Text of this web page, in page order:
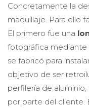
Concretamente la
maquillaje. Para ello
El primero fue una
fotográfica mediante
se fabricó para
objetivo de ser
perfilería de
por parte del cliente.